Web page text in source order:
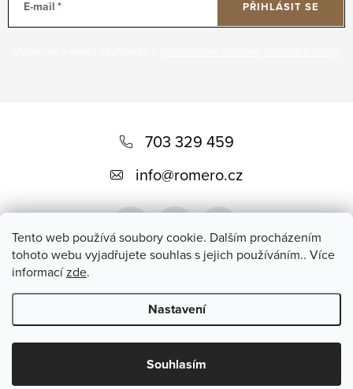
Tento web používá soubory cookie. Dalším procházením
tohoto webu vyjadřujete souhlas s jejich používáním.. Více
informacízde.
Nastavení
Souhlasím
E-mail PŘIHLÁSIT SE
t
703 329 459
info@romero.cz
Přijímáme online platby
Copyright 2026Romero. Všechna práva vyhrazena.